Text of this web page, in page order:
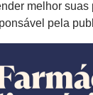
melhor suas
pela